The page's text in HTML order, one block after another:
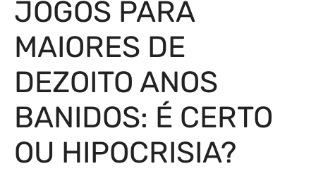
JOGOS PARA
MAIORES DE
DEZOITO ANOS
BANIDOS: É CERTO
OU HIPOCRISIA?